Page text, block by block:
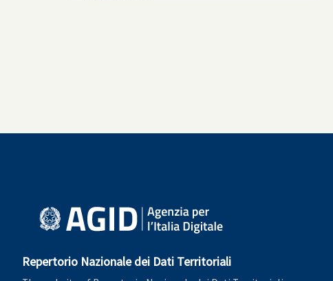
Repertorio Nazionale dei Dati Territoriali